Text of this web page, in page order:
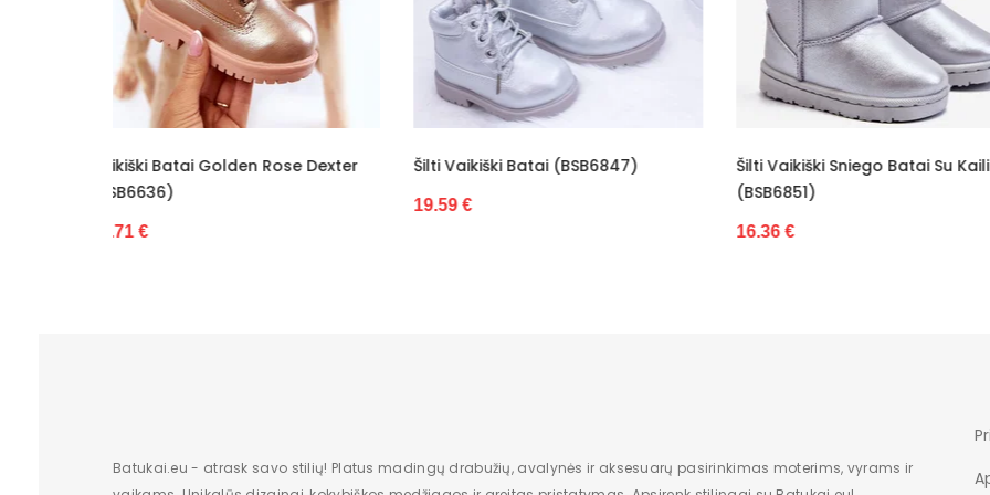
Bendras ilgis
Kategorija
Aulo plotis 5,5 cm dydžiui 18
Valdiklis
Šilti Vaikiški Batai (BSB6847)
19.59 €
Šilti Vaikiški Sniego Batai Su Kailiu
(BSB6851)
Sidabriniai Bateliai
16.36 €
Batukai.eu - atrask savo stilių! Platus madingų drabužių, avalynės ir aksesuarų pasirinkimas moterims, vyrams ir